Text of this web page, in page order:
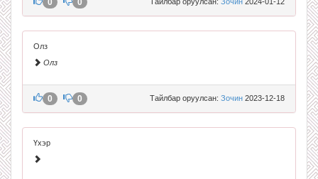
Олз
Олз
Тайлбар оруулсан: Зочин 2023-12-18
0 0
Үхэр